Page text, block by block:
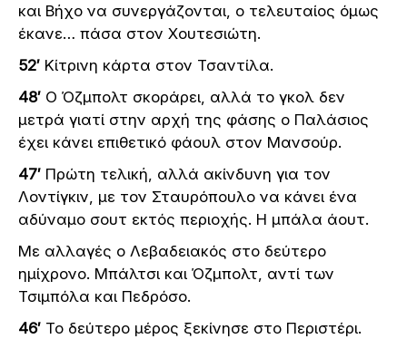
και Βήχο να συνεργάζονται, ο τελευταίος όμως
έκανε… πάσα στον Χουτεσιώτη.
52′ Κίτρινη κάρτα στον Τσαντίλα.
48′ Ο Όζμπολτ σκοράρει, αλλά το γκολ δεν
μετρά γιατί στην αρχή της φάσης ο Παλάσιος
έχει κάνει επιθετικό φάουλ στον Μανσούρ.
47′ Πρώτη τελική, αλλά ακίνδυνη για τον
Λοντίγκιν, με τον Σταυρόπουλο να κάνει ένα
αδύναμο σουτ εκτός περιοχής. Η μπάλα άουτ.
Με αλλαγές ο Λεβαδειακός στο δεύτερο
ημίχρονο. Μπάλτσι και Όζμπολτ, αντί των
Τσιμπόλα και Πεδρόσο.
46′ Το δεύτερο μέρος ξεκίνησε στο Περιστέρι.